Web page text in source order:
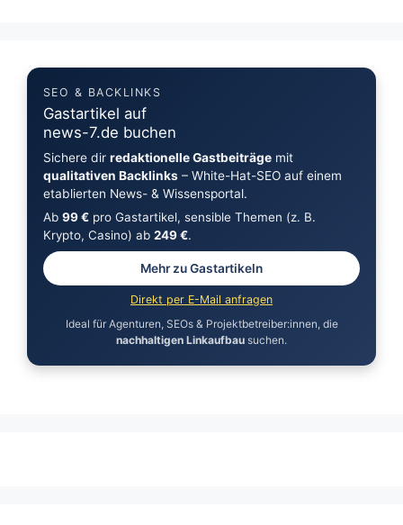
SEO & BACKLINKS
Gastartikel auf
news-7.de buchen
Sichere dir redaktionelle Gastbeiträgemit
qualitativen Backlinks– White-Hat-SEO auf einem
etablierten News- & Wissensportal.
Ab 99 €pro Gastartikel, sensible Themen (z. B.
Krypto, Casino) ab 249 €.
Mehr zu Gastartikeln
Direkt per E-Mail anfragen
Ideal für Agenturen, SEOs & Projektbetreiber:innen, die
nachhaltigen Linkaufbau suchen.